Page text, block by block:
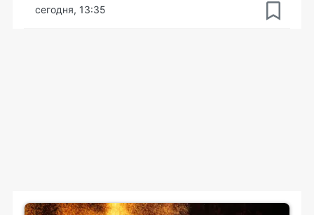
сегодня, 13:35